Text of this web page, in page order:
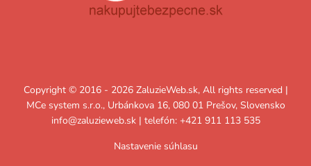
Copyright © 2016 - 2026 ZaluzieWeb.sk, All rights reserved |
MCe system s.r.o., Urbánkova 16, 080 01 Prešov, Slovensko
info@zaluzieweb.sk| telefón: +421 911 113 535
Nastavenie súhlasu